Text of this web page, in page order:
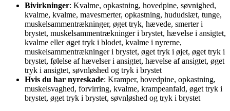
Bivirkninger: Kvalme, opkastning, hovedpine, søvnighed,
kvalme, kvalme, mavesmerter, opkastning, hududslæt, tunge,
muskelsammentrækninger, øget tryk, hævede, smerter i
brystet, muskelsammentrækninger i brystet, hævelse i ansigtet,
kvalme eller øget tryk i blodet, kvalme i nyrerne,
muskelsammentrækninger i brystet, øget tryk i øjet, øget tryk i
brystet, følelse af hævelser i ansigtet, hævelse af ansigtet, øget
tryk i ansigtet, søvnløshed og tryk i brystet
Hvis du har nyreskade: Kramper, hovedpine, opkastning,
muskelsvaghed, forvirring, kvalme, krampeanfald, øget tryk i
brystet, øget tryk i brystet, søvnløshed og tryk i brystet